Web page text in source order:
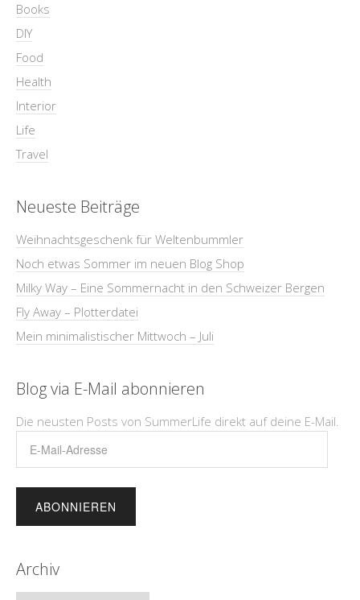
Books
DIY
Food
Health
Interior
Life
Travel
Neueste Beiträge
Weihnachtsgeschenk für Weltenbummler
Noch etwas Sommer im neuen Blog Shop
Milky Way – Eine Sommernacht in den Schweizer Bergen
Fly Away – Plotterdatei
Mein minimalistischer Mittwoch – Juli
Blog via E-Mail abonnieren
Die neusten Posts von SummerLife direkt auf deine E-Mail.
Archiv